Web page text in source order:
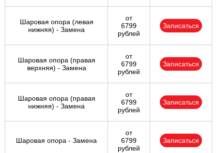
Шаровая опора (левая
нижняя) - Замена
от
6799
рублей
Записаться
Шаровая опора (правая
верхняя) - Замена
от
6799
рублей
Записаться
Шаровая опора (правая
нижняя) - Замена
от
6799
рублей
Записаться
Шаровая опора - Замена
от
6799
рублей
Записаться